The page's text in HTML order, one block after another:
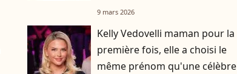
9 mars 2026
Kelly Vedovelli maman pour la
première fois, elle a choisi le
même prénom qu'une célèbre